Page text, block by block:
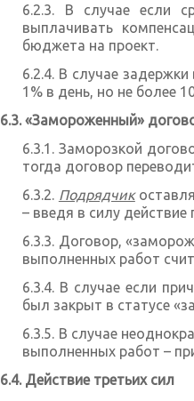
В случае если
выплачивать
бюджета на проект.
В случае
1% в день, но не более
«Замороженный»
Заморозкой
тогда договор
Подрядчик
– введя в силу действие
Договор,
выполненных работ
В случае если
был закрыт в статусе
В случае
выполненных работ –
Действие третьих сил